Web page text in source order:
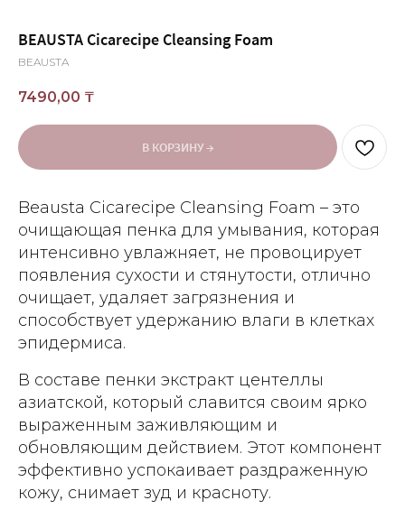
BEAUSTA Cicarecipe Cleansing Foam
BEAUSTA
7490,00 ₸
В КОРЗИНУ →
Beausta Cicarecipe Cleansing Foam – это
очищающая пенка для умывания, которая
интенсивно увлажняет, не провоцирует
появления сухости и стянутости, отлично
очищает, удаляет загрязнения и
способствует удержанию влаги в клетках
эпидермиса.
В составе пенки экстракт центеллы
азиатской, который славится своим ярко
выраженным заживляющим и
обновляющим действием. Этот компонент
эффективно успокаивает раздраженную
кожу, снимает зуд и красноту.